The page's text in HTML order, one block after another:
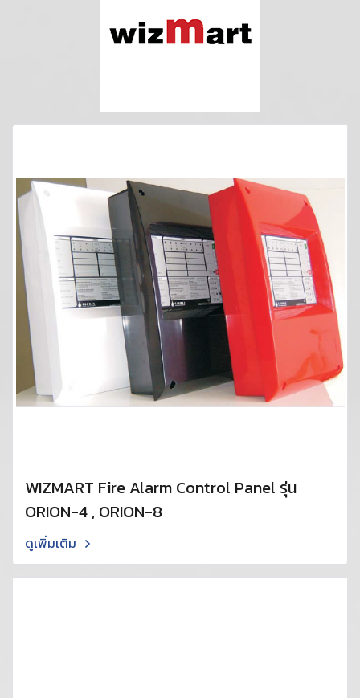
WIZMART Fire Alarm Control Panel รุ่น
ORION-4 , ORION-8
ดูเพิ่มเติม